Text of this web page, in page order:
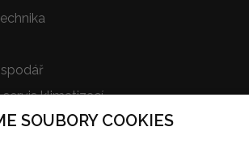
klimatizací
SOUBORY COOKIES